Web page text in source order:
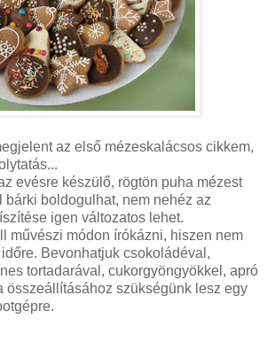
az első mézeskalácsos cikkem,
evésre készülő, rögtön puha mézest
bárki boldogulhat, nem nehéz az
igen változatos lehet.
művészi módon írókázni, hiszen nem
Bevonhatjuk csokoládéval,
tortadarával, cukorgyöngyökkel, apró
összeállításához szükségünk lesz egy